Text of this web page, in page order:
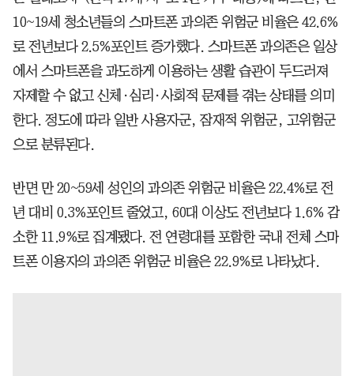
10~19세 청소년들의 스마트폰 과의존 위험군 비율은 42.6%
로 전년보다 2.5%포인트 증가했다. 스마트폰 과의존은 일상
에서 스마트폰을 과도하게 이용하는 생활 습관이 두드러져
자제할 수 없고 신체·심리·사회적 문제를 겪는 상태를 의미
한다. 정도에 따라 일반 사용자군, 잠재적 위험군, 고위험군
으로 분류된다.
반면 만 20~59세 성인의 과의존 위험군 비율은 22.4%로 전
년 대비 0.3%포인트 줄었고, 60대 이상도 전년보다 1.6% 감
소한 11.9%로 집계됐다. 전 연령대를 포함한 국내 전체 스마
트폰 이용자의 과의존 위험군 비율은 22.9%로 나타났다.